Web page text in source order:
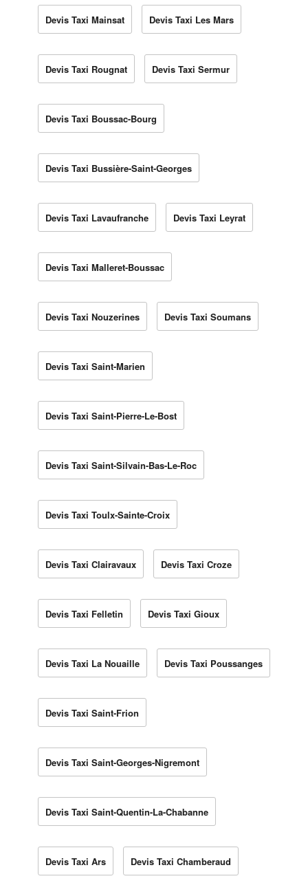
Devis Taxi Mainsat Devis Taxi Les Mars
Devis Taxi Rougnat Devis Taxi Sermur
Devis Taxi Boussac-Bourg
Devis Taxi Bussière-Saint-Georges
Devis Taxi Lavaufranche Devis Taxi Leyrat
Devis Taxi Malleret-Boussac
Devis Taxi Nouzerines Devis Taxi Soumans
Devis Taxi Saint-Marien
Devis Taxi Saint-Pierre-Le-Bost
Devis Taxi Saint-Silvain-Bas-Le-Roc
Devis Taxi Toulx-Sainte-Croix
Devis Taxi Clairavaux Devis Taxi Croze
Devis Taxi Felletin Devis Taxi Gioux
Devis Taxi La Nouaille Devis Taxi Poussanges
Devis Taxi Saint-Frion
Devis Taxi Saint-Georges-Nigremont
Devis Taxi Saint-Quentin-La-Chabanne
Devis Taxi Ars Devis Taxi Chamberaud